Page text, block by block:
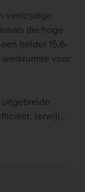
veelzijdige
die hoge
helder 15,6-
voor
terwijl
en